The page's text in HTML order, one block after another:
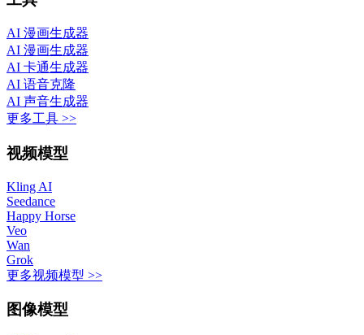
AI 漫画生成器
AI 漫画生成器
AI 卡通生成器
AI 语音克隆
AI 声音生成器
更多工具 >>
视频模型
Kling AI
Seedance
Happy Horse
Veo
Wan
Grok
更多视频模型 >>
图像模型